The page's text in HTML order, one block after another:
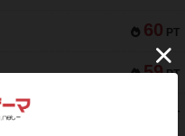
60 PT
59 PT
PT